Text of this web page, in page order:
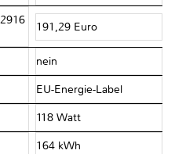
191,29 Euro
nein
EU-Energie-Label
118 Watt
164 kWh